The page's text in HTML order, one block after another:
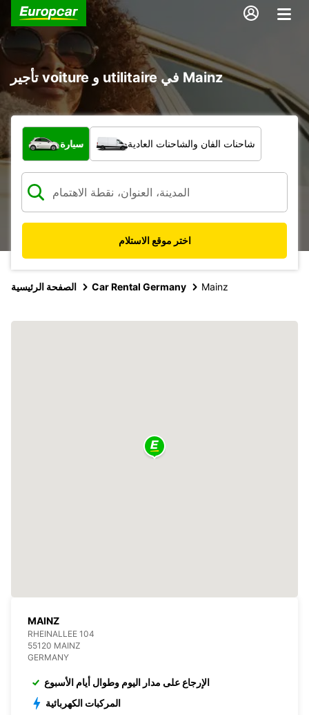
تأجير voiture و utilitaire في Mainz
ما نوع المركبة؟
سيارة شاحنات الفان والشاحنات العادية
اختر موقع الاستلام
الصفحة الرئيسية Car Rental Germany Mainz
MAINZ
RHEINALLEE 104
55120 MAINZ
GERMANY
الإرجاع على مدار اليوم وطوال أيام الأسبوع
المركبات الكهربائية